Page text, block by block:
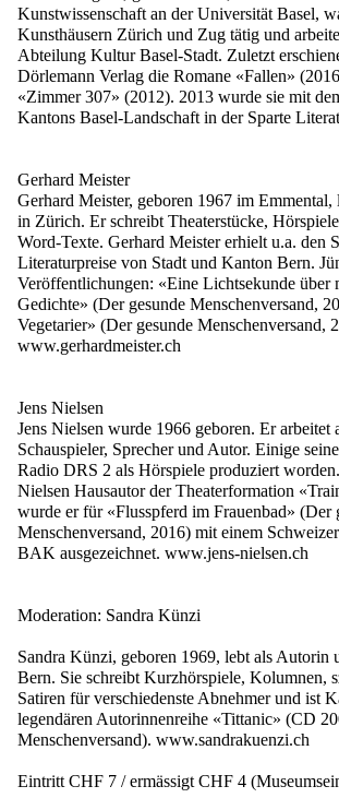
Kunstwissenschaft an der Universität Basel,
Kunsthäusern Zürich und Zug tätig und
Abteilung Kultur Basel-Stadt. Zuletzt
Dörlemann Verlag die Romane «Fallen»
«Zimmer 307» (2012). 2013 wurde sie mit
Kantons Basel-Landschaft in der Sparte
Gerhard Meister
Gerhard Meister, geboren 1967 im
in Zürich. Er schreibt Theaterstücke,
Word-Texte. Gerhard Meister erhielt u.a. den
Literaturpreise von Stadt und Kanton Bern.
Veröffentlichungen: «Eine Lichtsekunde über
Gedichte» (Der gesunde Menschenversand,
Vegetarier» (Der gesunde Menschenversand,
www.gerhardmeister.ch
Jens Nielsen
Jens Nielsen wurde 1966 geboren. Er arbeitet
Schauspieler, Sprecher und Autor. Einige
Radio DRS 2 als Hörspiele produziert
Nielsen Hausautor der Theaterformation
wurde er für «Flusspferd im Frauenbad» (Der
Menschenversand, 2016) mit einem
BAK ausgezeichnet. www.jens-nielsen.ch
Moderation: Sandra Künzi
Sandra Künzi, geboren 1969, lebt als Autorin
Bern. Sie schreibt Kurzhörspiele, Kolumnen,
Satiren für verschiedenste Abnehmer und ist
legendären Autorinnenreihe «Tittanic» (CD
Menschenversand). www.sandrakuenzi.ch
Eintritt CHF 7 / ermässigt CHF 4